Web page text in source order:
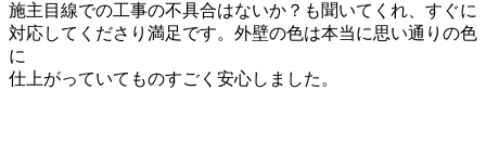
施主目線での工事の不具合はないか？も聞いてくれ、すぐに
対応してくださり満足です。外壁の色は本当に思い通りの色
に
仕上がっていてものすごく安心しました。